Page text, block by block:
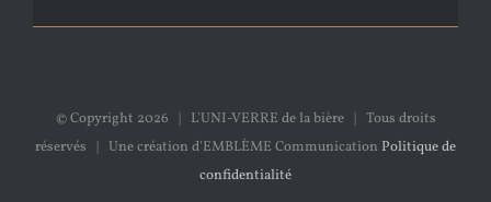
© Copyright 2026 | L'UNI-VERRE de la bière | Tous droits
réservés | Une création d'EMBLÈME Communication Politique de
confidentialité